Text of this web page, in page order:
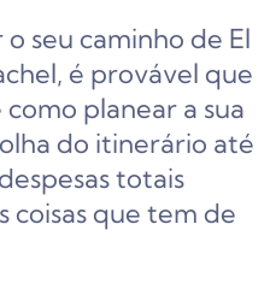
seu caminho de El
é provável que
planear a sua
do itinerário até
totais
coisas que tem de